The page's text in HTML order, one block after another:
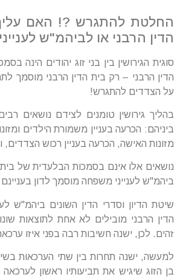
החלטת להתגרש ?! האם
הדין הרבני או לביהמ"ש
סוגית הגירושין בין בני זוג יהודים הינה
הדין הרבני – רק בית הדין הרבני מוסמך
על הצדדים להתגרש!
בהליך גירושין טומנים לצידם נושאים
ביניהם: הכרעה בעניין משמורת הילדים
מזונות האישה, הכרעה בעניין רכוש הצדדים,
נושאים אלו אינם בסמכות הבלעדית של בית
ביהמ"ש לענייני משפחה מוסמך לדון בעניינם
שיטת הדיון וסדרי הדין השונים ביהמ"ש
הדין הרבני מובילים לא אחת לתוצאות
זהים. לכן, ישנה חשיבות רבה בפני איזו ערכאה
למעשה, ישנה תחרות בין שתי הערכאות
בן הזוג שיגיש את תביעותיו ראשון